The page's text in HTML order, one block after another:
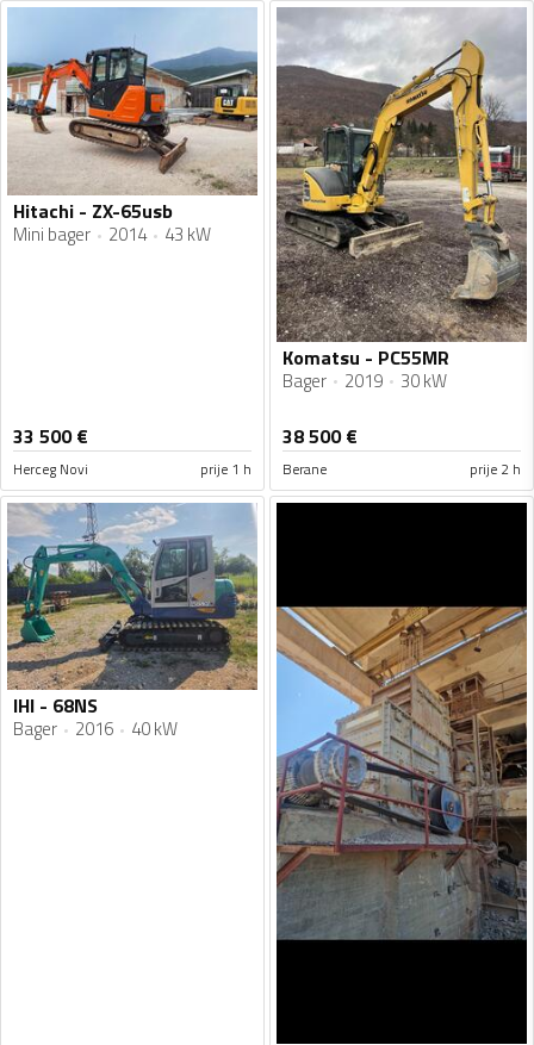
Hitachi - ZX-65usb
Mini bager 2014 43 kW
33 500€
Herceg Novi prije 1 h
Komatsu - PC55MR
Bager 2019 30 kW
38 500€
Berane prije 2 h
IHI - 68NS
Bager 2016 40 kW